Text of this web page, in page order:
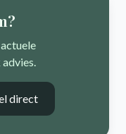
direct